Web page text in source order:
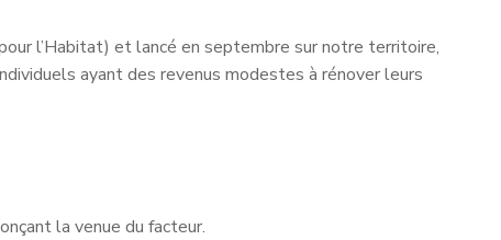
l’Habitat) et lancé en septembre sur notre territoire,
ayant des revenus modestes à rénover leurs
la venue du facteur.